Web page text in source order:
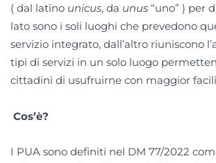
( dal latino unicus, da unus “uno” ) per
lato sono i soli luoghi che prevedono
servizio integrato, dall’altro riuniscono
tipi di servizi in un solo luogo
cittadini di usufruirne con maggior
Cos’è?
I PUA sono definiti nel DM 77/2022